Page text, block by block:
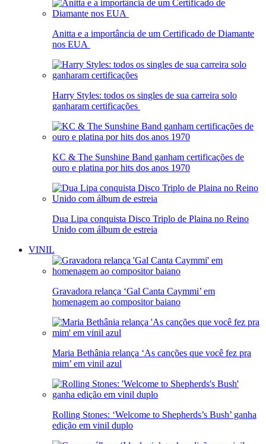
Anitta e a importância de um Certificado de Diamante
nos EUA
Harry Styles: todos os singles de sua carreira solo
ganharam certificações
KC & The Sunshine Band ganham certificações de
ouro e platina por hits dos anos 1970
Dua Lipa conquista Disco Triplo de Plaina no Reino
Unido com álbum de estreia
VINIL
Gravadora relança ‘Gal Canta Caymmi’ em
homenagem ao compositor baiano
Maria Bethânia relança ‘As canções que você fez pra
mim’ em vinil azul
Rolling Stones: ‘Welcome to Shepherds’s Bush’ ganha
edição em vinil duplo